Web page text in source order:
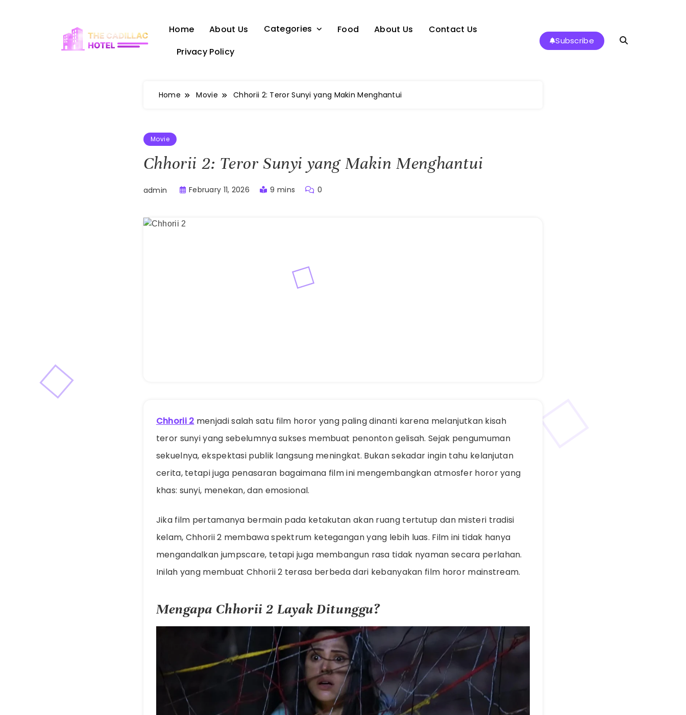
Home About Us Categories Food About Us
Contact Us
Privacy Policy
Subscribe
Home Movie Chhorii 2: Teror Sunyi yang Makin Menghantui
Movie
Chhorii 2: Teror Sunyi yang Makin Menghantui
admin February 11, 2026 9 mins 0
Chhorii 2 menjadi salah satu film horor yang paling dinanti karena melanjutkan kisah
teror sunyi yang sebelumnya sukses membuat penonton gelisah. Sejak pengumuman
sekuelnya, ekspektasi publik langsung meningkat. Bukan sekadar ingin tahu kelanjutan
cerita, tetapi juga penasaran bagaimana film ini mengembangkan atmosfer horor yang
khas: sunyi, menekan, dan emosional.
Jika film pertamanya bermain pada ketakutan akan ruang tertutup dan misteri tradisi
kelam, Chhorii 2 membawa spektrum ketegangan yang lebih luas. Film ini tidak hanya
mengandalkan jumpscare, tetapi juga membangun rasa tidak nyaman secara perlahan.
Inilah yang membuat Chhorii 2 terasa berbeda dari kebanyakan film horor mainstream.
Mengapa Chhorii 2 Layak Ditunggu?